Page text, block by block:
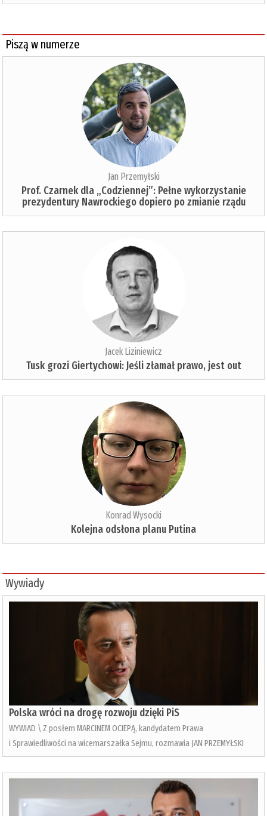
Piszą w numerze
Jan Przemyłski
Prof. Czarnek dla „Codziennej”: Pełne wykorzystanie
prezydentury Nawrockiego dopiero po zmianie rządu
Jacek Liziniewicz
Tusk grozi Giertychowi: Jeśli złamał prawo, jest out
Konrad Wysocki
Kolejna odsłona planu Putina
Wywiady
Polska wróci na drogę rozwoju dzięki PiS
WYWIAD \ Z posłem MARCINEM OCIEPĄ, kandydatem Prawa
i Sprawiedliwości na wicemarszałka Sejmu, rozmawia JAN PRZEMYŁSKI